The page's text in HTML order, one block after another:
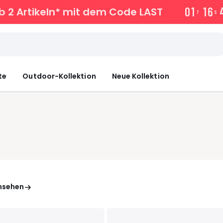
2 Artikeln* mit dem Code LAST 01 T 16 S
Outdoor-Kollektion Neue Kollektion